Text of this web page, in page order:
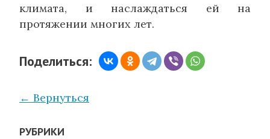
климата, и наслаждаться ей на
протяжении многих лет.
Поделиться:
← Вернуться
РУБРИКИ